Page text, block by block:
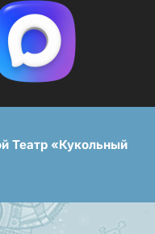
Театр «Кукольный